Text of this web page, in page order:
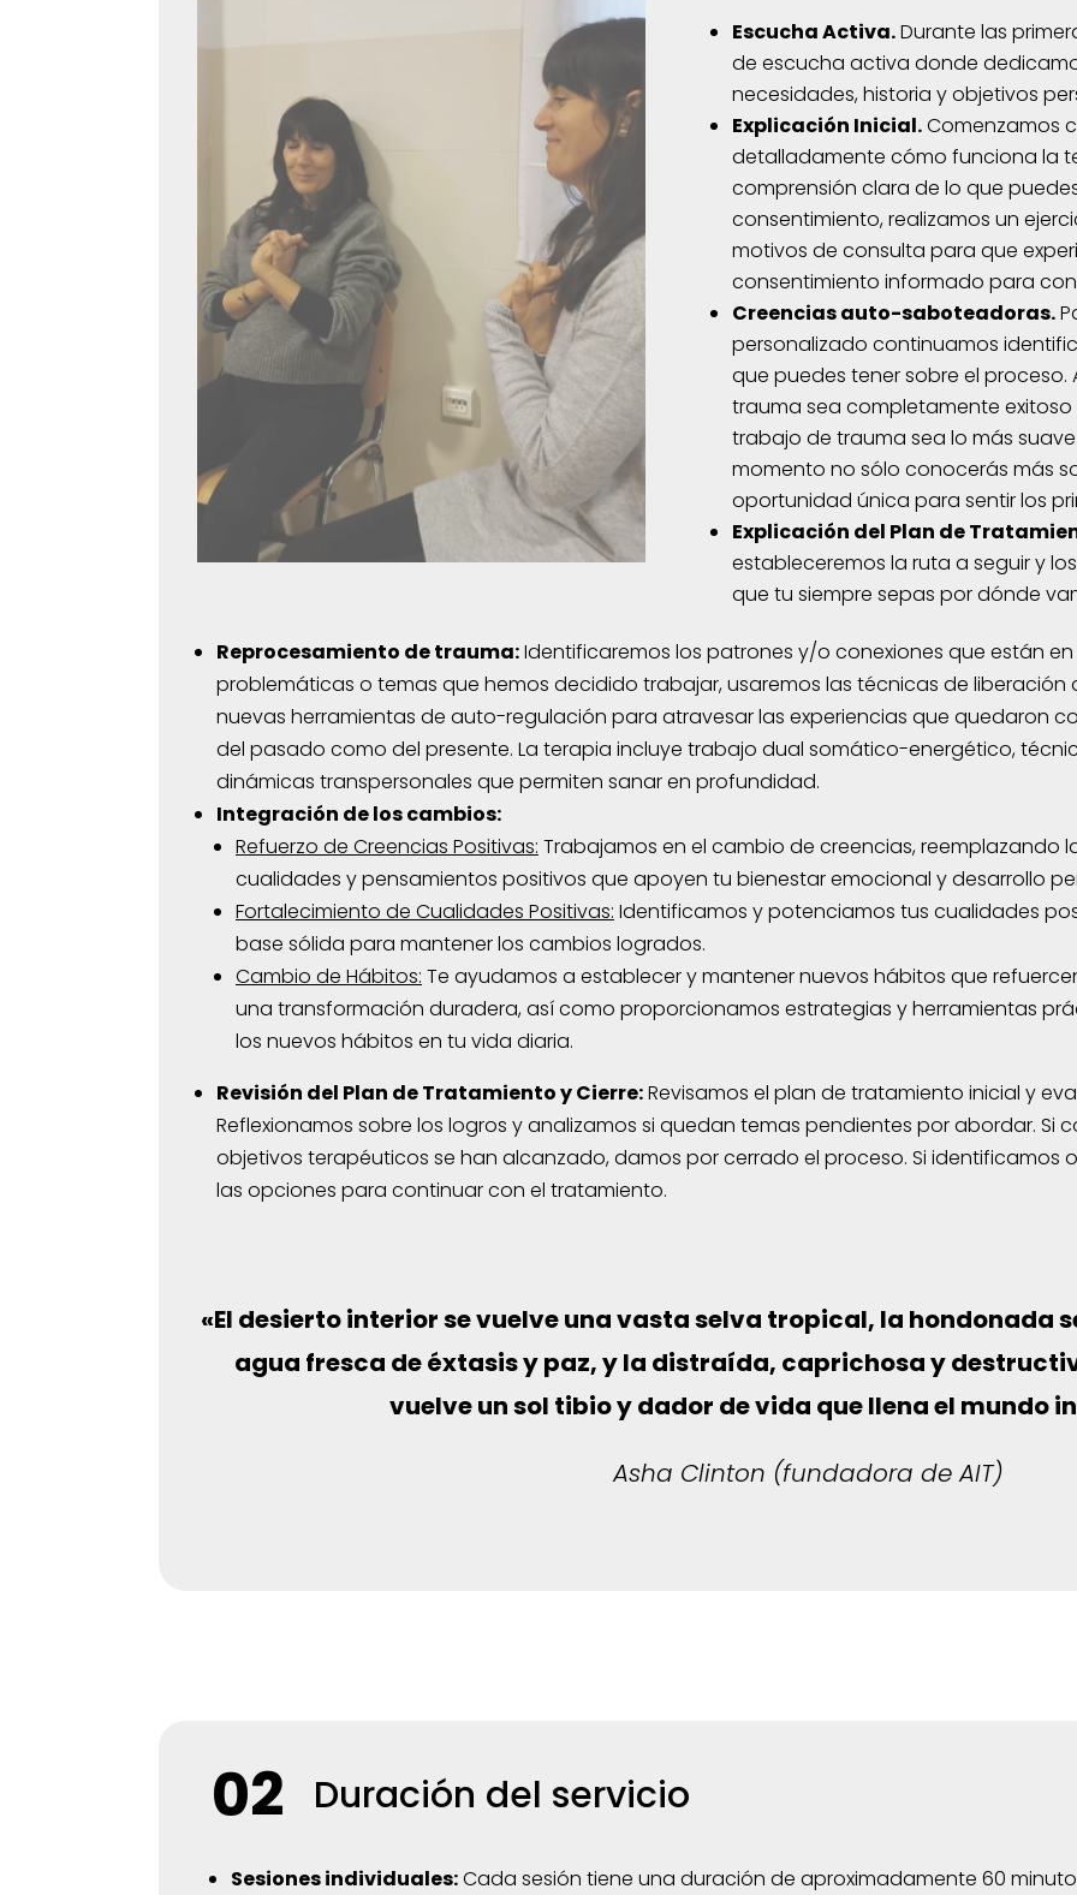
Escucha Activa.Durante las
de escucha activa donde
necesidades, historia y objetivos
Explicación Inicial.Comenzamos
detalladamente cómo funciona la
comprensión clara de lo que
consentimiento, realizamos un
motivos de consulta para que
consentimiento informado para
Creencias auto-saboteadoras.
personalizado continuamos
que puedes tener sobre el
trauma sea completamente
trabajo de trauma sea lo más
momento no sólo conocerás más
oportunidad única para sentir los
Explicación del Plan de
estableceremos la ruta a seguir y
que tu siempre sepas por dónde
Reprocesamiento de trauma:Identificaremos los patrones y/o conexiones que están
problemáticas o temas que hemos decidido trabajar, usaremos las técnicas de liberación
nuevas herramientas de auto-regulación para atravesar las experiencias que quedaron
del pasado como del presente. La terapia incluye trabajo dual somático-energético,
dinámicas transpersonales que permiten sanar en profundidad.
Integración de los cambios:
Refuerzo de Creencias Positivas: Trabajamos en el cambio de creencias, reemplazando
cualidades y pensamientos positivos que apoyen tu bienestar emocional y desarrollo
Fortalecimiento de Cualidades Positivas: Identificamos y potenciamos tus cualidades
base sólida para mantener los cambios logrados.
Cambio de Hábitos: Te ayudamos a establecer y mantener nuevos hábitos que
una transformación duradera, así como proporcionamos estrategias y herramientas
los nuevos hábitos en tu vida diaria.
Revisión del Plan de Tratamiento y Cierre:Revisamos el plan de tratamiento inicial y
Reflexionamos sobre los logros y analizamos si quedan temas pendientes por abordar. Si
objetivos terapéuticos se han alcanzado, damos por cerrado el proceso. Si identificamos
las opciones para continuar con el tratamiento.
«El desierto interior se vuelve una vasta selva tropical, la hondonada
agua fresca de éxtasis y paz, y la distraída, caprichosa y
vuelve un sol tibio y dador de vida que llena el mundo
Asha Clinton (fundadora de AIT)
02 Duración del servicio
Sesiones individuales:Cada sesión tiene una duración de aproximadamente 60